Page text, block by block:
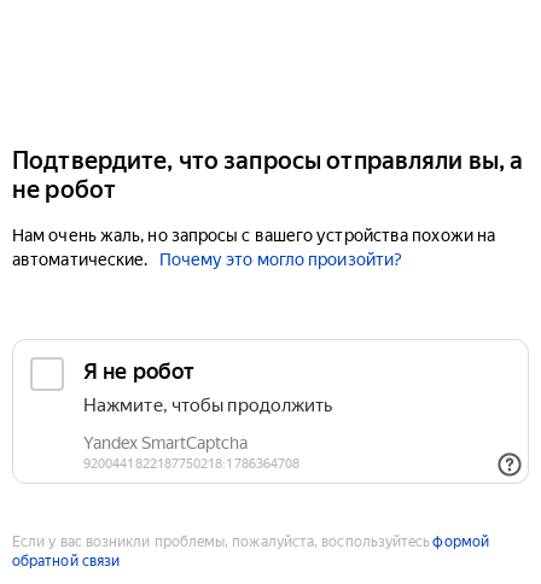
Подтвердите, что запросы отправляли вы, а
не робот
Нам очень жаль, но запросы с вашего устройства похожи на
автоматические.
Почему это могло произойти?
Если у вас возникли проблемы, пожалуйста, воспользуйтесьформой
обратной связи